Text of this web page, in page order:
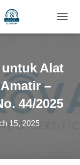
O
E
V
I
Alat
–
44/2025
15, 2025